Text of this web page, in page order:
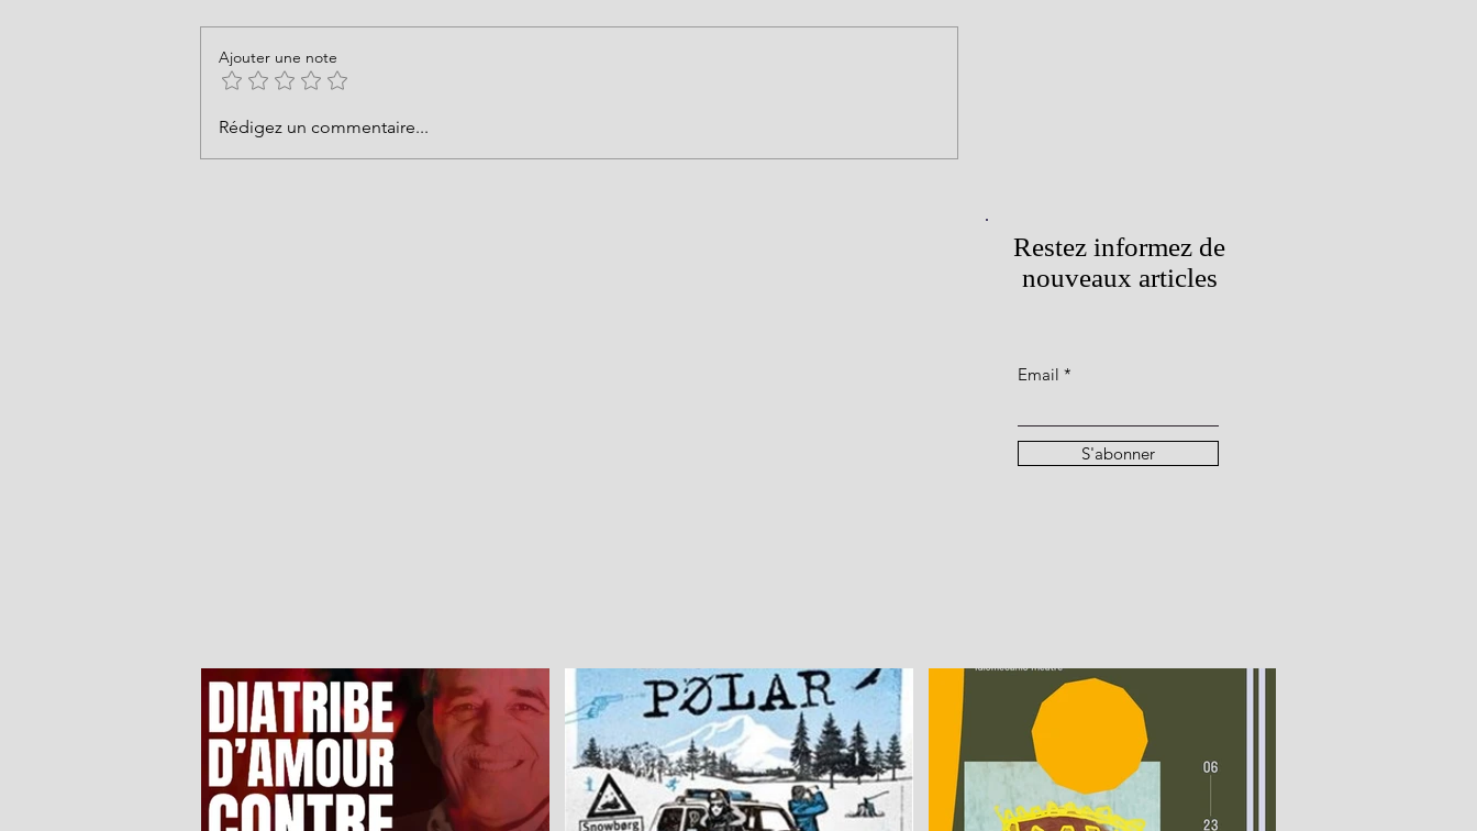
Ajouter une note
Rédigez un commentaire...
Restez informez de
nouveaux articles
Email
S'abonner